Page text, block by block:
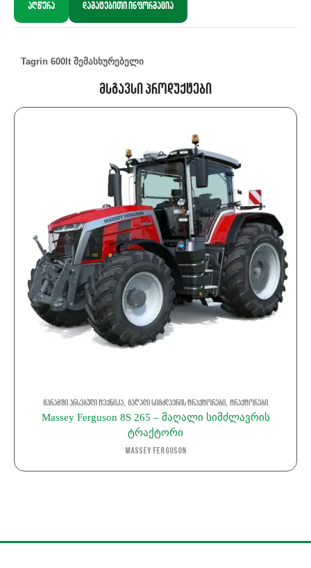
აღწერა დამატებითი ინფორმაცია
Tagrin 600lt შემასხურებელი
Მსგავსი Პროდუქტები
მარაგში არსებული ტექნიკა მაღალი სიმძლავრის ტრაქტორები ტრაქტორები
Massey Ferguson 8S 265 – მაღალი სიმძლავრის
ტრაქტორი
Massey Ferguson